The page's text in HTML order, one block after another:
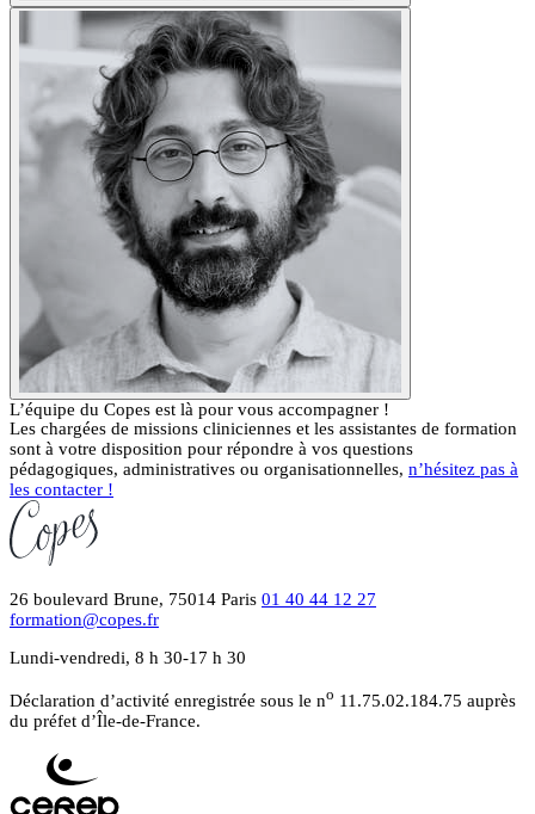
L’équipe du Copes est là pour vous accompagner !
Les chargées de missions cliniciennes et les assistantes de formation
sont à votre disposition pour répondre à vos questions
pédagogiques, administratives ou organisationnelles, n’hésitez pas à
les contacter !
26 boulevard Brune, 75014 Paris 01 40 44 12 27
formation@copes.fr
Lundi-vendredi, 8 h 30-17 h 30
Déclaration d’activité enregistrée sous le no 11.75.02.184.75 auprès
du préfet d’Île-de-France.